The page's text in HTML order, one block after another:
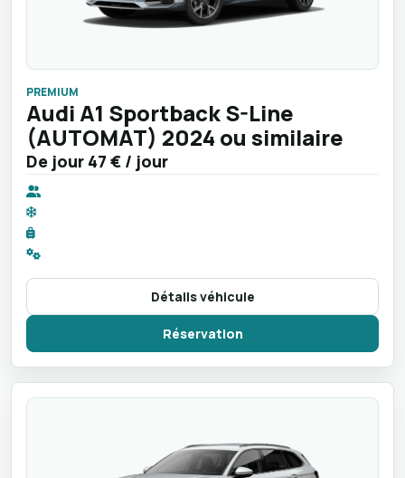
PREMIUM
Audi A1 Sportback S-Line
(AUTOMAT) 2024 ou similaire
De jour 47 € / jour
Détails véhicule
Réservation